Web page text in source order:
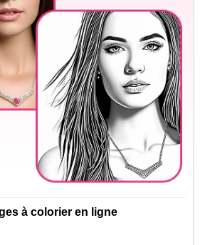
à colorier en ligne